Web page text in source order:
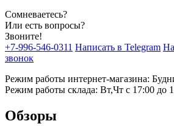
Сомневаетесь?
Или есть вопросы?
Звоните!
+7-996-546-0311 Написать в Telegram
звонок
Режим работы интернет-магазина:
Режим работы склада: Вт,Чт с 17:00 до
Обзоры